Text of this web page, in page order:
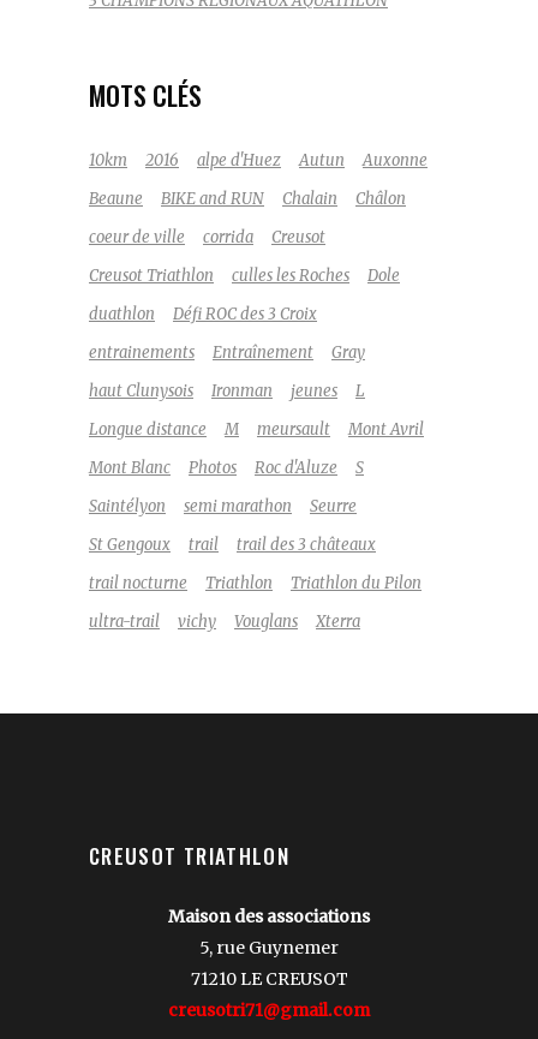
MOTS CLÉS
10km 2016 alpe d'Huez Autun
Auxonne
Beaune
BIKE and RUN Chalain
Châlon
coeur de ville
corrida
Creusot
Creusot Triathlon
culles les Roches
Dole
duathlon
Défi ROC des 3 Croix
entrainements
Entraînement
Gray
haut Clunysois
Ironman jeunes
L
Longue distance
M meursault
Mont Avril
Mont Blanc
Photos Roc d'Aluze
S
Saintélyon
semi marathon
Seurre
St Gengoux
trail
trail des 3 châteaux
trail nocturne
Triathlon
Triathlon du Pilon
ultra-trail
vichy Vouglans Xterra
CREUSOT TRIATHLON
Maison des associations
5, rue Guynemer
71210 LE CREUSOT
creusotri71@gmail.com